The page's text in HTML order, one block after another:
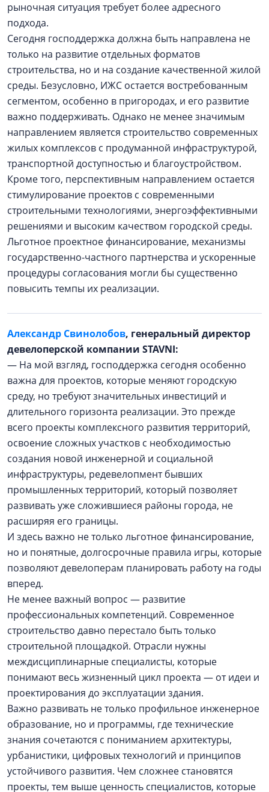
рыночная ситуация требует более адресного
подхода.
Сегодня господдержка должна быть направлена не
только на развитие отдельных форматов
строительства, но и на создание качественной жилой
среды. Безусловно, ИЖС остается востребованным
сегментом, особенно в пригородах, и его развитие
важно поддерживать. Однако не менее значимым
направлением является строительство современных
жилых комплексов с продуманной инфраструктурой,
транспортной доступностью и благоустройством.
Кроме того, перспективным направлением остается
стимулирование проектов с современными
строительными технологиями, энергоэффективными
решениями и высоким качеством городской среды.
Льготное проектное финансирование, механизмы
государственно-частного партнерства и ускоренные
процедуры согласования могли бы существенно
повысить темпы их реализации.
Александр Свинолобов, генеральный директор
девелоперской компании STAVNI:
— На мой взгляд, господдержка сегодня особенно
важна для проектов, которые меняют городскую
среду, но требуют значительных инвестиций и
длительного горизонта реализации. Это прежде
всего проекты комплексного развития территорий,
освоение сложных участков с необходимостью
создания новой инженерной и социальной
инфраструктуры, редевелопмент бывших
промышленных территорий, который позволяет
развивать уже сложившиеся районы города, не
расширяя его границы.
И здесь важно не только льготное финансирование,
но и понятные, долгосрочные правила игры, которые
позволяют девелоперам планировать работу на годы
вперед.
Не менее важный вопрос — развитие
профессиональных компетенций. Современное
строительство давно перестало быть только
строительной площадкой. Отрасли нужны
междисциплинарные специалисты, которые
понимают весь жизненный цикл проекта — от идеи и
проектирования до эксплуатации здания.
Важно развивать не только профильное инженерное
образование, но и программы, где технические
знания сочетаются с пониманием архитектуры,
урбанистики, цифровых технологий и принципов
устойчивого развития. Чем сложнее становятся
проекты, тем выше ценность специалистов, которые